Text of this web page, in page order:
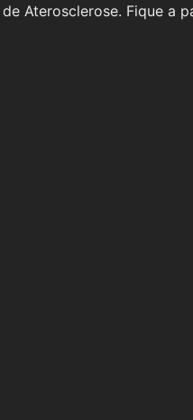
Aterosclerose. Fique a